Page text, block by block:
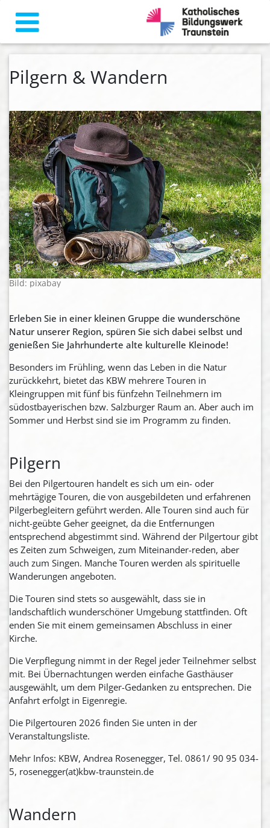
Pilgern & Wandern
Bild: pixabay
Erleben Sie in einer kleinen Gruppe die wunderschöne
Natur unserer Region, spüren Sie sich dabei selbst und
genießen Sie Jahrhunderte alte kulturelle Kleinode!
Besonders im Frühling, wenn das Leben in die Natur
zurückkehrt, bietet das KBW mehrere Touren in
Kleingruppen mit fünf bis fünfzehn Teilnehmern im
südostbayerischen bzw. Salzburger Raum an. Aber auch im
Sommer und Herbst sind sie im Programm zu finden.
Pilgern
Bei den Pilgertouren handelt es sich um ein- oder
mehrtägige Touren, die von ausgebildeten und erfahrenen
Pilgerbegleitern geführt werden. Alle Touren sind auch für
nicht-geübte Geher geeignet, da die Entfernungen
entsprechend abgestimmt sind. Während der Pilgertour gibt
es Zeiten zum Schweigen, zum Miteinander-reden, aber
auch zum Singen. Manche Touren werden als spirituelle
Wanderungen angeboten.
Die Touren sind stets so ausgewählt, dass sie in
landschaftlich wunderschöner Umgebung stattfinden. Oft
enden Sie mit einem gemeinsamen Abschluss in einer
Kirche.
Die Verpflegung nimmt in der Regel jeder Teilnehmer selbst
mit. Bei Übernachtungen werden einfache Gasthäuser
ausgewählt, um dem Pilger-Gedanken zu entsprechen. Die
Anfahrt erfolgt in Eigenregie.
Die Pilgertouren 2026 finden Sie unten in der
Veranstaltungsliste.
Mehr Infos: KBW, Andrea Rosenegger, Tel. 0861/ 90 95 034-
5, rosenegger(at)kbw-traunstein.de
Wandern